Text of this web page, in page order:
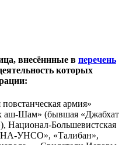
внесённные в перечень
которых
армия»
Шам» (бывшая «Джабхат
Национал-Большевистская
УНСО», «Талибан»,